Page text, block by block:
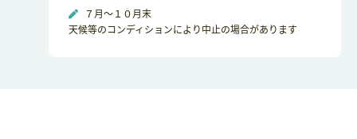
７月～１０月末
天候等のコンディションにより中止の場合があります